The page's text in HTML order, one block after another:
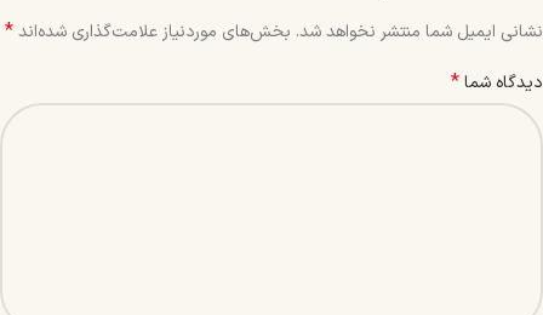
نشانی ایمیل شما منتشر نخواهد شد. بخش‌های موردنیاز علامت‌گذاری شده‌اند*
دیدگاه شما*